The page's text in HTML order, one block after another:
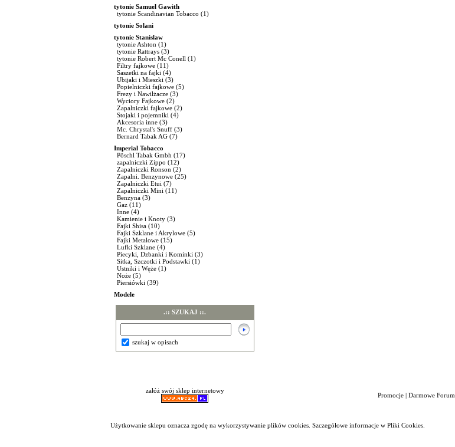
tytonie Samuel Gawith
tytonie Scandinavian Tobacco (1)
tytonie Solani
tytonie Stanislaw
tytonie Ashton (1)
tytonie Rattrays (3)
tytonie Robert Mc Conell (1)
Filtry fajkowe (11)
Saszetki na fajki (4)
Ubijaki i Mieszki (3)
Popielniczki fajkowe (5)
Frezy i Nawilżacze (3)
Wyciory Fajkowe (2)
Zapalniczki fajkowe (2)
Stojaki i pojemniki (4)
Akcesoria inne (3)
Mc. Chrystal's Snuff (3)
Bernard Tabak AG (7)
Imperial Tobacco
Pöschl Tabak Gmbh (17)
zapalniczki Zippo (12)
Zapalniczki Ronson (2)
Zapalni. Benzynowe (25)
Zapalniczki Etui (7)
Zapalniczki Mini (11)
Benzyna (3)
Gaz (11)
Inne (4)
Kamienie i Knoty (3)
Fajki Shisa (10)
Fajki Szklane i Akrylowe (5)
Fajki Metalowe (15)
Lufki Szklane (4)
Piecyki, Dzbanki i Kominki (3)
Sitka, Szczotki i Podstawki (1)
Ustniki i Węże (1)
Noże (5)
Piersiówki (39)
Modele
.:: SZUKAJ ::.
szukaj w opisach
załóż swój sklep internetowy
Promocje | Darmowe Forum
Użytkowanie sklepu oznacza zgodę na wykorzystywanie plików cookies. Szczegółowe informacje w Pliki Cookies